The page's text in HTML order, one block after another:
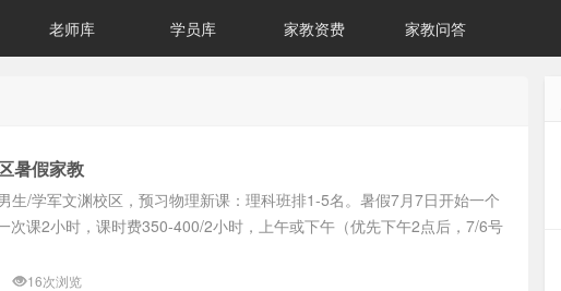
老师库 学员库 家教资费 家教问答
暑假家教
生/学军文渊校区，预习物理新课：理科班排1-5名。暑假7月7日开始一个
次课2小时，课时费350-400/2小时，上午或下午（优先下午2点后，7/6号
16次浏览